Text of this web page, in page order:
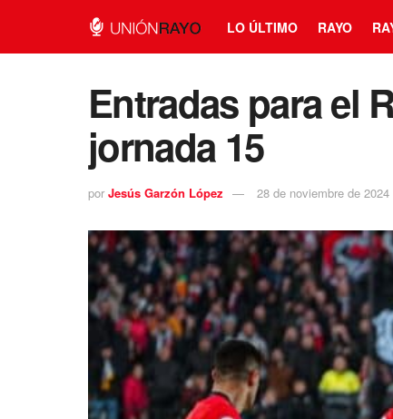
LO ÚLTIMO RAYO
Entradas para el
jornada 15
por Jesús Garzón López 28 de noviembre de 2024